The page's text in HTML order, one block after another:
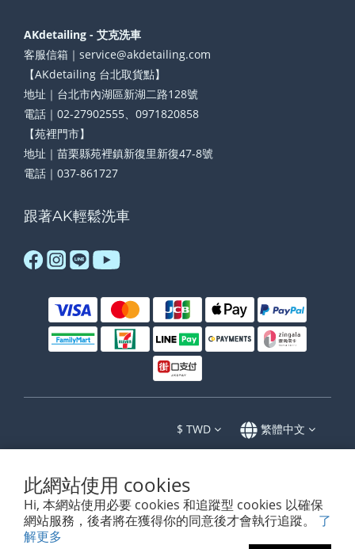
此網站使用 cookies
Hi, 本網站使用必要 cookies 和追蹤型 cookies 以確保
網站服務，後者將在獲得你的同意後才會執行追蹤。 了
解更多
AKdetailing - 艾克洗車
客服信箱｜service@akdetailing.com
【AKdetailing 台北取貨點】
地址｜台北市內湖區新湖二路128號
電話｜02-27902555、0971820858
【苑裡門市】
地址｜苗栗縣苑裡鎮新復里新復47-8號
電話｜037-861727
跟著AK輕鬆洗車
$ TWD 繁體中文
www.akdetailing.com